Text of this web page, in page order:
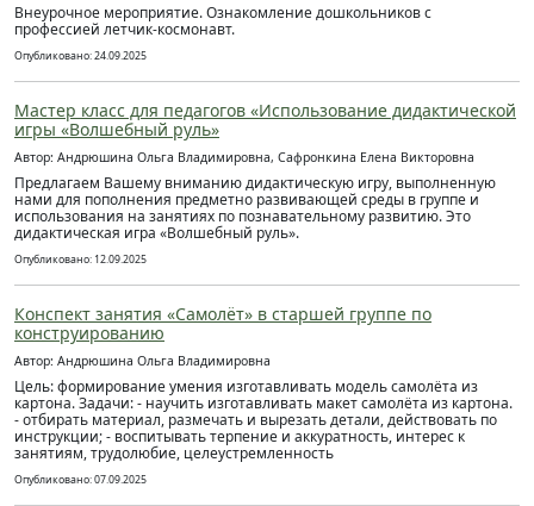
Внеурочное мероприятие. Ознакомление дошкольников с
профессией летчик-космонавт.
Опубликовано: 24.09.2025
Мастер класс для педагогов «Использование дидактической
игры «Волшебный руль»
Автор: Андрюшина Ольга Владимировна, Сафронкина Елена Викторовна
Предлагаем Вашему вниманию дидактическую игру, выполненную
нами для пополнения предметно развивающей среды в группе и
использования на занятиях по познавательному развитию. Это
дидактическая игра «Волшебный руль».
Опубликовано: 12.09.2025
Конспект занятия «Самолёт» в старшей группе по
конструированию
Автор: Андрюшина Ольга Владимировна
Цель: формирование умения изготавливать модель самолёта из
картона. Задачи: - научить изготавливать макет самолёта из картона.
- отбирать материал, размечать и вырезать детали, действовать по
инструкции; - воспитывать терпение и аккуратность, интерес к
занятиям, трудолюбие, целеустремленность
Опубликовано: 07.09.2025